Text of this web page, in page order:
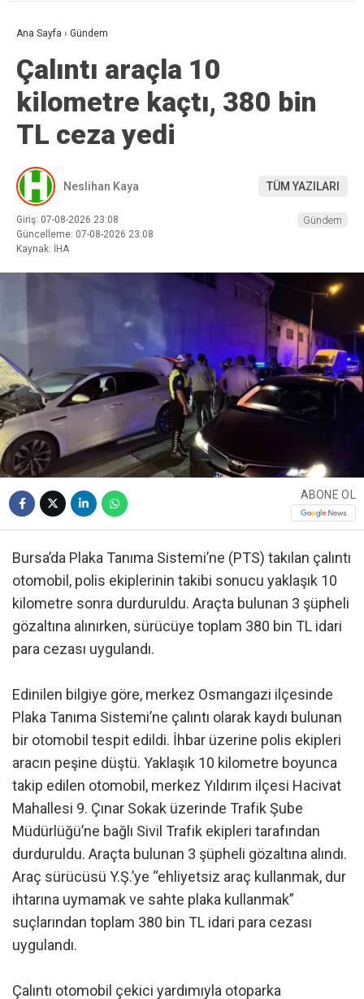
Ana Sayfa › Gündem
Çalıntı araçla 10
kilometre kaçtı, 380 bin
TL ceza yedi
Neslihan Kaya TÜM YAZILARI
Giriş: 07-08-2026 23:08
Güncelleme: 07-08-2026 23:08
Kaynak: İHA
Gündem
ABONE OL
Bursa’da Plaka Tanıma Sistemi’ne (PTS) takılan çalıntı
otomobil, polis ekiplerinin takibi sonucu yaklaşık 10
kilometre sonra durduruldu. Araçta bulunan 3 şüpheli
gözaltına alınırken, sürücüye toplam 380 bin TL idari
para cezası uygulandı.
Edinilen bilgiye göre, merkez Osmangazi ilçesinde
Plaka Tanıma Sistemi’ne çalıntı olarak kaydı bulunan
bir otomobil tespit edildi. İhbar üzerine polis ekipleri
aracın peşine düştü. Yaklaşık 10 kilometre boyunca
takip edilen otomobil, merkez Yıldırım ilçesi Hacivat
Mahallesi 9. Çınar Sokak üzerinde Trafik Şube
Müdürlüğü’ne bağlı Sivil Trafik ekipleri tarafından
durduruldu. Araçta bulunan 3 şüpheli gözaltına alındı.
Araç sürücüsü Y.Ş.’ye “ehliyetsiz araç kullanmak, dur
ihtarına uymamak ve sahte plaka kullanmak”
suçlarından toplam 380 bin TL idari para cezası
uygulandı.
Çalıntı otomobil çekici yardımıyla otoparka